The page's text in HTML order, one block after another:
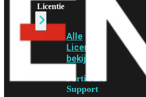
Licentie
Alle
Licenties
bekijken
FortiCare
Support